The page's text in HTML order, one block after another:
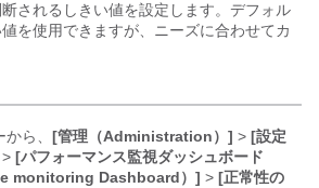
されるしきい値を設定します。デフォル
を使用できますが、ニーズに合わせてカ
ら、 [管理（Administration）] > [設定
> [パフォーマンス監視ダッシュボード
monitoring Dashboard）] > [正常性の